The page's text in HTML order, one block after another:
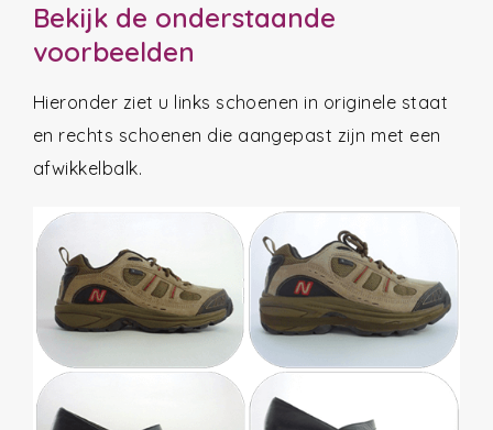
Bekijk de onderstaande
voorbeelden
Hieronder ziet u links schoenen in originele staat
en rechts schoenen die aangepast zijn met een
afwikkelbalk.